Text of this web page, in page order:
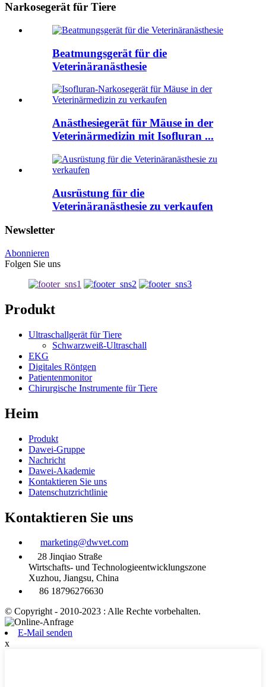
Narkosegerät für Tiere
Beatmungsgerät für die
Veterinäranästhesie
Anästhesiegerät für Mäuse in der
Veterinärmedizin mit Isofluran ...
Ausrüstung für die
Veterinäranästhesie zu verkaufen
Newsletter
Abonnieren
Folgen Sie uns
Produkt
Ultraschallgerät für Tiere
Schwarzweiß-Ultraschall
EKG
Digitales Röntgen
Patientenmonitor
Chirurgische Instrumente für Tiere
Heim
Produkt
Dawei-Gruppe
Nachricht
Dawei-Akademie
Kontaktieren Sie uns
Datenschutzrichtlinie
Kontaktieren Sie uns
marketing@dwvet.com
28 Jinqiao Straße
Wirtschafts- und Technologieentwicklungszone
Xuzhou, Jiangsu, China
86 18796276630
© Copyright - 2010-2023 : Alle Rechte vorbehalten.
E-Mail senden
x